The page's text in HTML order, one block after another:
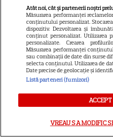
29
Cine
soțul
care
VEDETE
O
Stifler
Atât noi, cât și partenerii noștri
Măsurarea performanței
conținutului personalizat.
dispozitiv. Dezvoltarea și
conținut personalizat. Utilizarea
personalizate. Crearea
Măsurarea performanței
sau combinații de date din surse
selecta conținutul. Utilizarea de
Date precise de geolocație și
Listă parteneri (furnizori)
VREAU SA MODIFIC